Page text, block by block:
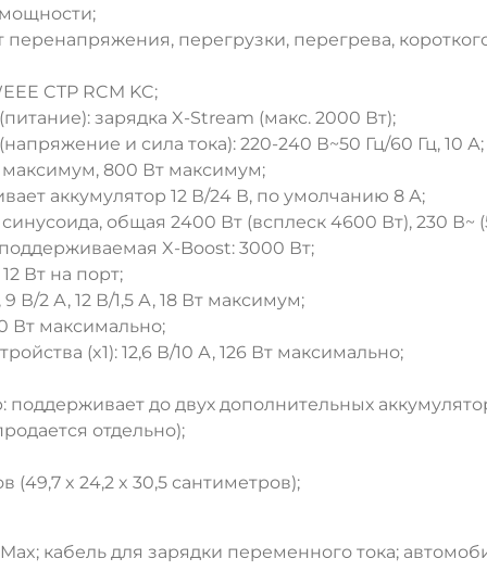
перенапряжения, перегрузки, перегрева,
CTP RCM KC;
зарядка X-Stream (макс. 2000 Вт);
и сила тока): 220-240 В~50 Гц/60 Гц, 10 А;
максимум, 800 Вт максимум;
аккумулятор 12 В/24 В, по умолчанию 8 А;
общая 2400 Вт (всплеск 4600 Вт), 230 В~
X-Boost: 3000 Вт;
Вт на порт;
В/2 А, 12 В/1,5 А, 18 Вт максимум;
Вт максимально;
(x1): 12,6 В/10 А, 126 Вт максимально;
до двух дополнительных
отдельно);
(49,7 x 24,2 x 30,5 сантиметров);
кабель для зарядки переменного тока;